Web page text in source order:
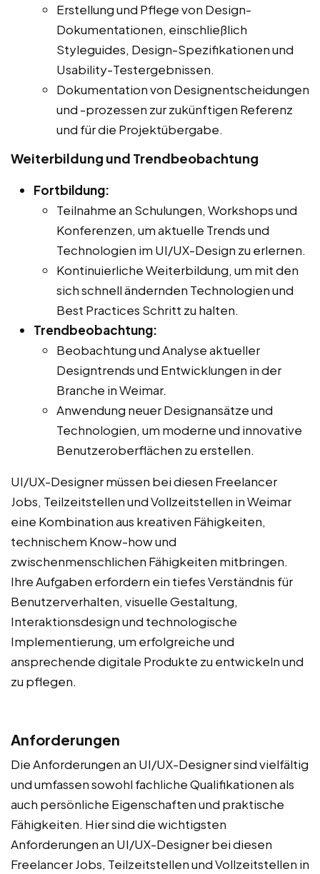
Erstellung und Pflege von Design-
Dokumentationen, einschließlich
Styleguides, Design-Spezifikationen und
Usability-Testergebnissen.
Dokumentation von Designentscheidungen
und -prozessen zur zukünftigen Referenz
und für die Projektübergabe.
Weiterbildung und Trendbeobachtung
Fortbildung:
Teilnahme an Schulungen, Workshops und
Konferenzen, um aktuelle Trends und
Technologien im UI/UX-Design zu erlernen.
Kontinuierliche Weiterbildung, um mit den
sich schnell ändernden Technologien und
Best Practices Schritt zu halten.
Trendbeobachtung:
Beobachtung und Analyse aktueller
Designtrends und Entwicklungen in der
Branche in Weimar.
Anwendung neuer Designansätze und
Technologien, um moderne und innovative
Benutzeroberflächen zu erstellen.
UI/UX-Designer müssen bei diesen Freelancer
Jobs, Teilzeitstellen und Vollzeitstellen in Weimar
eine Kombination aus kreativen Fähigkeiten,
technischem Know-how und
zwischenmenschlichen Fähigkeiten mitbringen.
Ihre Aufgaben erfordern ein tiefes Verständnis für
Benutzerverhalten, visuelle Gestaltung,
Interaktionsdesign und technologische
Implementierung, um erfolgreiche und
ansprechende digitale Produkte zu entwickeln und
zu pflegen.
Anforderungen
Die Anforderungen an UI/UX-Designer sind vielfältig
und umfassen sowohl fachliche Qualifikationen als
auch persönliche Eigenschaften und praktische
Fähigkeiten. Hier sind die wichtigsten
Anforderungen an UI/UX-Designer bei diesen
Freelancer Jobs, Teilzeitstellen und Vollzeitstellen in